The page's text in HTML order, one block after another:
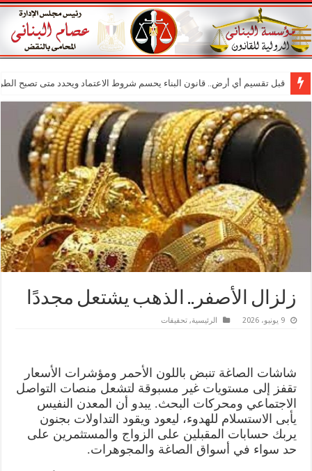
قبل تقسيم أي أرض.. قانون البناء يحسم شروط الاعتماد ويحدد متى تصبح
زلزال الأصفر.. الذهب يشتعل مجددًا
9 يونيو، 2026 الرئيسية,تحقيقات
شاشات الصاغة تنبض باللون الأحمر ومؤشرات الأسعار
تقفز إلى مستويات غير مسبوقة لتشعل منصات التواصل
الاجتماعي ومحركات البحث. يبدو أن المعدن النفيس
يأبى الاستسلام للهدوء، ليعود ويقود التداولات بجنون
يربك حسابات المقبلين على الزواج والمستثمرين على
حد سواء في أسواق الصاغة والمجوهرات.